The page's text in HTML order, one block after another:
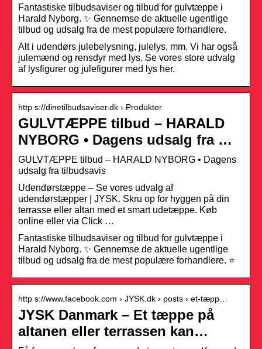
Fantastiske tilbudsaviser og tilbud for gulvtæppe i
Harald Nyborg. ✨ Gennemse de aktuelle ugentlige
tilbud og udsalg fra de mest populære forhandlere.
Alt i udendørs julebelysning, julelys, mm. Vi har også
julemænd og rensdyr med lys. Se vores store udvalg
af lysfigurer og julefigurer med lys her.
http s://dinetilbudsaviser.dk › Produkter
GULVTÆPPE tilbud – HARALD
NYBORG • Dagens udsalg fra …
GULVTÆPPE tilbud – HARALD NYBORG • Dagens
udsalg fra tilbudsavis
Udendørstæppe – Se vores udvalg af
udendørstæpper | JYSK. Skru op for hyggen på din
terrasse eller altan med et smart udetæppe. Køb
online eller via Click …
Fantastiske tilbudsaviser og tilbud for gulvtæppe i
Harald Nyborg. ✨ Gennemse de aktuelle ugentlige
tilbud og udsalg fra de mest populære forhandlere. ⭐
http s://www.facebook.com › JYSK.dk › posts › et-tæpp…
JYSK Danmark – Et tæppe på
altanen eller terrassen kan…